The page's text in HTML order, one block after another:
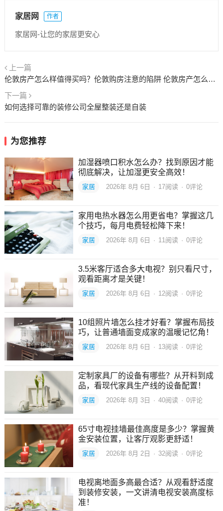
家居网 作者
家居网-让您的家居更安心
上一篇
伦敦房产怎么样值得买吗？伦敦购房注意的陷阱 伦敦房产怎么样值得买吗
下一篇
如何选择可靠的装修公司全屋整装还是自装
为您推荐
加湿器喷口积水怎么办？找到原因才能
彻底解决，让加湿更安全高效！
家居 2026年 8月 6日 · 17阅读 · 0评论
家用电热水器怎么用更省电？掌握这几
个技巧，每月电费轻松降下来！
家居 2026年 8月 6日 · 11阅读 · 0评论
3.5米客厅适合多大电视？别只看尺寸，
观看距离才是关键！
家居 2026年 8月 6日 · 12阅读 · 0评论
10组照片墙怎么挂才好看？掌握布局技
巧，让普通墙面变成家的温暖记忆角！
家居 2026年 8月 6日 · 13阅读 · 0评论
定制家具厂的设备有哪些？从开料到成
品，看现代家具生产线的设备配置！
家居 2026年 8月 3日 · 40阅读 · 0评论
65寸电视挂墙最佳高度是多少？掌握黄
金安装位置，让客厅观影更舒适！
家居 2026年 8月 2日 · 32阅读 · 0评论
电视离地面多高最合适？从观看舒适度
到装修安装，一文讲清电视安装高度标
准！